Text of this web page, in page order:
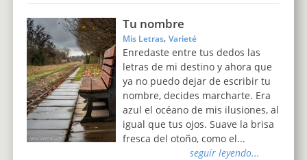
Tu nombre
Mis Letras, Varieté
Enredaste entre tus dedos las
letras de mi destino y ahora que
ya no puedo dejar de escribir tu
nombre, decides marcharte. Era
azul el océano de mis ilusiones, al
igual que tus ojos. Suave la brisa
fresca del otoño, como el...
seguir leyendo...